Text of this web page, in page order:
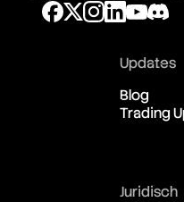
Updates
Blog
Trading
Juridisch